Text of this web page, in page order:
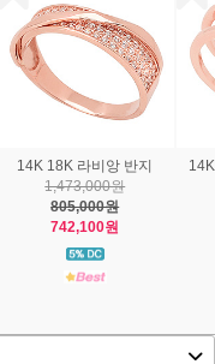
14K 18K 트윈라인 반지
1,100,000원
601,000원
553,900원